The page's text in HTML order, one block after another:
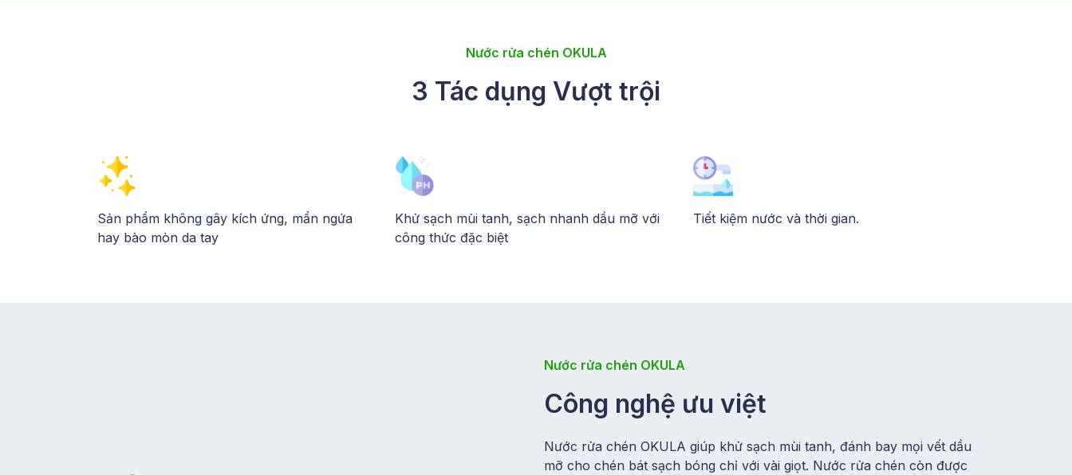
Nước rửa chén OKULA
3 Tác dụng Vượt trội
Sản phẩm không gây kích ứng, mẩn ngứa
hay bào mòn da tay
Khử sạch mùi tanh, sạch nhanh dầu mỡ với
công thức đặc biệt
Tiết kiệm nước và thời gian.
Nước rửa chén OKULA
Công nghệ ưu việt
Nước rửa chén OKULA giúp khử sạch mùi tanh, đánh bay mọi vết dầu
mỡ cho chén bát sạch bóng chỉ với vài giọt. Nước rửa chén còn được